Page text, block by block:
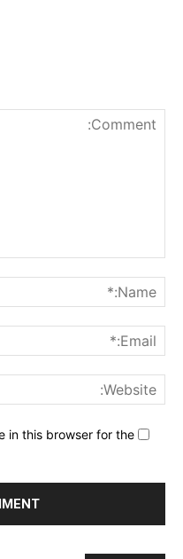
in this browser for the